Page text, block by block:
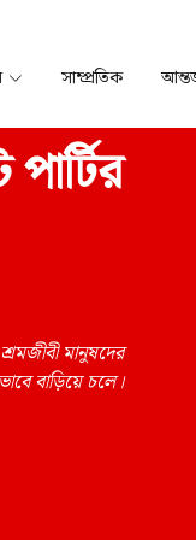
সাম্প্রতিক
মানুষদের
বাড়িয়ে চলে।